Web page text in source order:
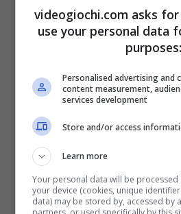
Tre giochi Open
conquisteranno nel
videogiochi.com asks
use your personal data
purposes:
Personalised advertising and
content measurement,
services development
Store and/or access
Learn more
Your personal data will be
your device (cookies, unique
data) may be stored by, accessed by